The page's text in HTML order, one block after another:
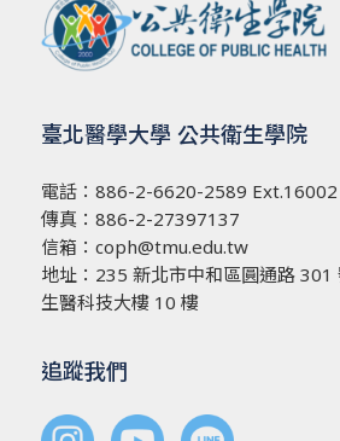
臺北醫學大學 公共衛生學院
電話： 886-2-6620-2589
傳真：886-2-27397137
信箱： coph@tmu.edu.tw
地址： 235 新北市中和區圓通路 301
生醫科技大樓 10 樓
追蹤我們